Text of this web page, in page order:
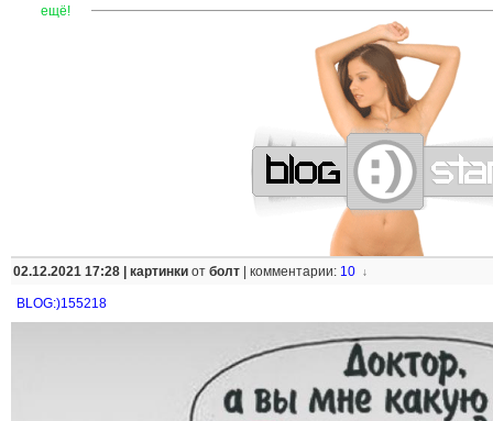
ещё! ——————————————————————
02.12.2021 17:28 | картинки от болт комментарии: 10 ↓
BLOG:)155218